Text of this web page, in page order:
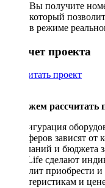
Вы получите
который
в режиме
Рассчет проекта
Рассчитать проект
Поможем рассчитать
Конфигурация
сабвуферов зависят
пожеланий и бюджета
DriveLife сделают
позволит приобрести
характеристикам и